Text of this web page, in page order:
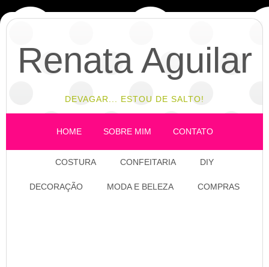
Renata Aguilar
DEVAGAR... ESTOU DE SALTO!
HOME SOBRE MIM CONTATO
COSTURA CONFEITARIA DIY
DECORAÇÃO MODA E BELEZA COMPRAS